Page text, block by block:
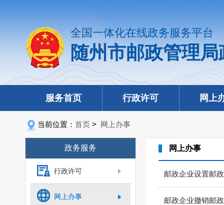
全国一体化在线政务服务平台
随州市邮政管理
服务首页 行政许可 网上
当前位置： 首页 > 网上办事
政务服务
行政许可
网上办事
网上办事
邮政企业设置邮
邮政企业撤销邮